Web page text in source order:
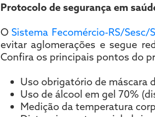
Protocolo de segurança em
O Sistema Fecomércio-RS/Sesc/
evitar aglomerações e segue
Confira os principais pontos do
Uso obrigatório de máscara
Uso de álcool em gel 70%
Medição da temperatura